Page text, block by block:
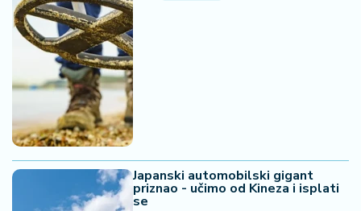
Japanski automobilski gigant
priznao - učimo od Kineza i isplati
se